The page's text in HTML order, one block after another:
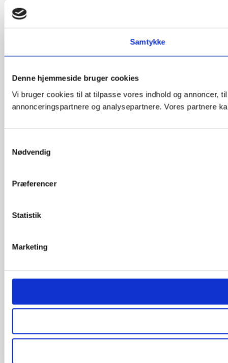
Samtykke
Denne hjemmeside bruger cookies
Vi bruger cookies til at tilpasse vores indhold og annoncer,
annonceringspartnere og analysepartnere. Vores partnere
Nødvendig
Præferencer
Statistik
Marketing